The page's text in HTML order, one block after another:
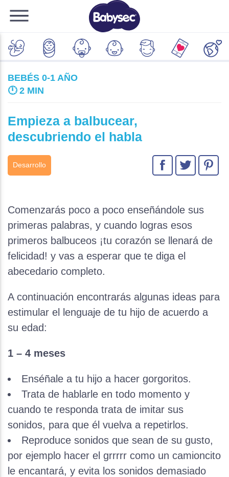
BEBÉS 0-1 AÑO
🕛 2 MIN
Empieza a balbucear,
descubriendo el habla
Desarrollo
Comenzarás poco a poco enseñándole sus
primeras palabras, y cuando logras esos
primeros balbuceos ¡tu corazón se llenará de
felicidad! y vas a esperar que te diga el
abecedario completo.
A continuación encontrarás algunas ideas para
estimular el lenguaje de tu hijo de acuerdo a
su edad:
1 – 4 meses
Enséñale a tu hijo a hacer gorgoritos.
Trata de hablarle en todo momento y
cuando te responda trata de imitar sus
sonidos, para que él vuelva a repetirlos.
Reproduce sonidos que sean de su gusto,
por ejemplo hacer el grrrrr como un camioncito
le encantará, y evita los sonidos demasiado